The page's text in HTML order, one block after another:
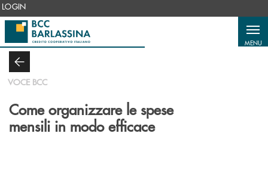
Salta al contenuto principale
LOGIN
MENU
VOCE BCC
Come organizzare le spese
mensili in modo efficace